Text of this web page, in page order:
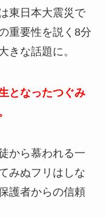
東日本大震災で
重要性を説く8分
きな話題に。
となったつぐみ
から慕われる一
みぬフリはしな
護者からの信頼